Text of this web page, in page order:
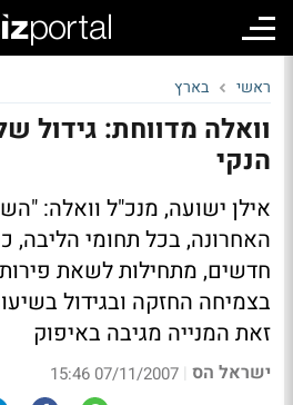
ראשי בארץ
הנקי
אילן ישועה, מנכ"ל וואלה:
האחרונה, בכל תחומי הליבה,
חדשים, מתחילות לשאת
בצמיחה החזקה ובגידול
זאת המנייה מגיבה באיפוק
ישראל הס |
07/11/2007 15:46